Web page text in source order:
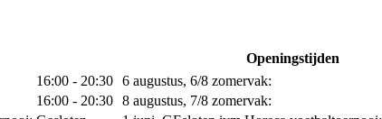
Openingstijden
16:00 - 20:30
16:00 - 20:30
6 augustus, 6/8 zomervak:
8 augustus, 7/8 zomervak: